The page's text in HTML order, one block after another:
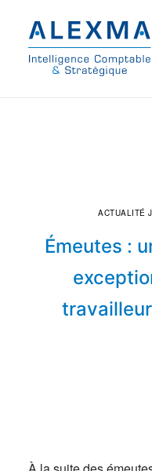
On parle de nous
Qui sommes-nous ?
© 2021 Alexma
Émeutes :
ACTUALITÉ